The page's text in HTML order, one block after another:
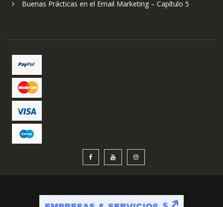
Buenas Prácticas en el Email Marketing – Capítulo 5